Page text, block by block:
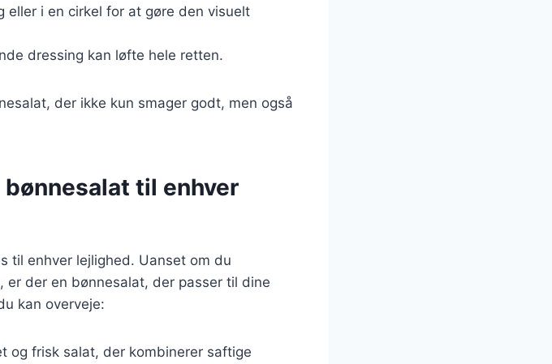
eller i en cirkel for at gøre den visuelt
dressing kan løfte hele retten.
der ikke kun smager godt, men også
til enhver
til enhver lejlighed. Uanset om du
der en bønnesalat, der passer til dine
kan overveje:
og frisk salat, der kombinerer saftige